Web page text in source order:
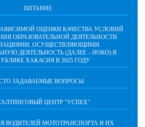
ПИТАНИЕ
ОЦЕНКИ КАЧЕСТВА УСЛОВИЙ
ОБРАЗОВАТЕЛЬНОЙ ДЕЯТЕЛЬНОСТИ
ОСУЩЕСТВЛЯЮЩИМИ
ДЕЯТЕЛЬНОСТЬ (ДАЛЕЕ – НОКО) В
ХАКАСИЯ В 2025 ГОДУ
ЗАДАВАЕМЫЕ ВОПРОСЫ
ЦЕНТР "УСПЕХ"
ВОДИТЕЛЕЙ МОТОТРАНСПОРТА И ИХ